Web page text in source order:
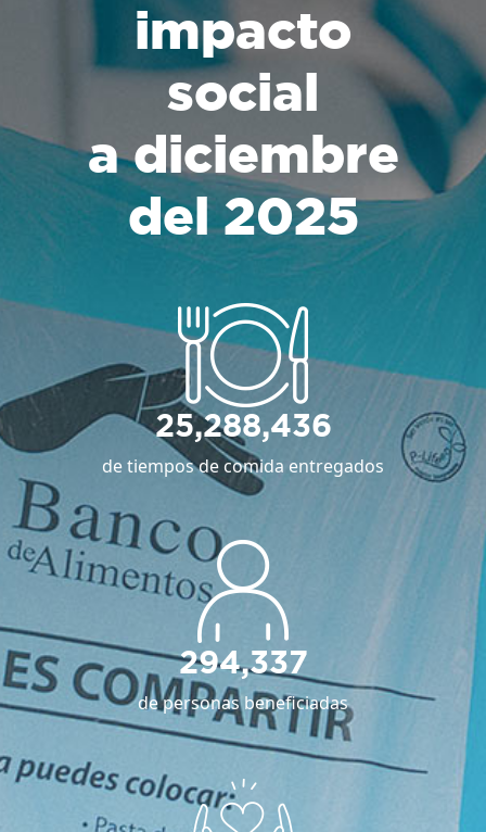
impacto
social
a diciembre
del 2025
25,288,436
de tiempos de comida entregados
294,337
de personas beneficiadas